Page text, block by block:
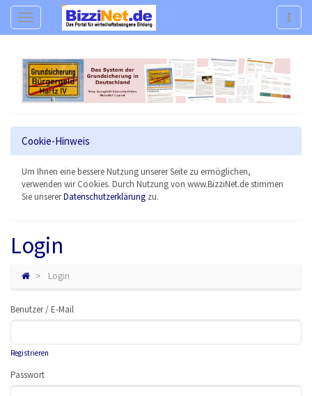
Navigation
Cookie-Hinweis
Um Ihnen eine bessere Nutzung unserer Seite zu ermöglichen,
verwenden wir Cookies. Durch Nutzung von www.BizziNet.de stimmen
Sie unsererDatenschutzerklärung zu.
Login
Login
Benutzer / E-Mail
Registrieren
Passwort